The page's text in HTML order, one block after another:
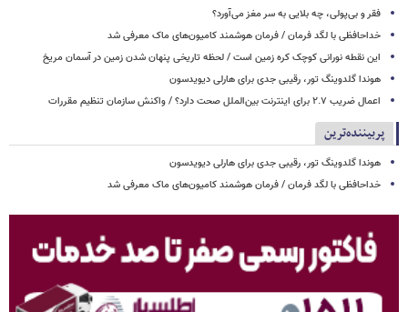
فقر و بی‌پولی، چه بلایی به سر مغز می‌آورد؟
خداحافظی با لگد فرمان / فرمان هوشمند کامیون‌های ماک معرفی شد
این نقطه نورانی کوچک کره زمین است / لحظه تاریخی پنهان شدن زمین در آسمان مریخ
هوندا گلدوینگ تور، رقیبی جدی برای هارلی دیویدسون
اعمال ضریب ۲.۷ برای اینترنت بین‌الملل صحت دارد؟ / واکنش سازمان تنظیم مقررات
پربیننده‌ترین
هوندا گلدوینگ تور، رقیبی جدی برای هارلی دیویدسون
خداحافظی با لگد فرمان / فرمان هوشمند کامیون‌های ماک معرفی شد